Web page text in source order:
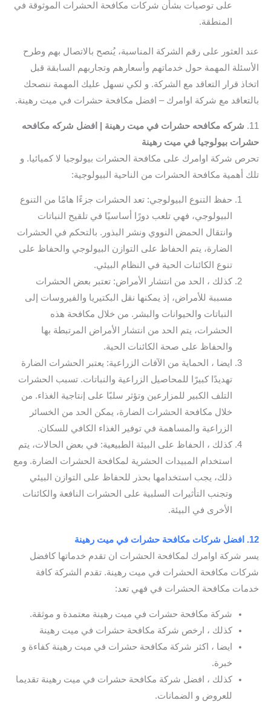
على توصيات بشأن شركات مكافحة الحشرات الموثوقة في
المنطقة.
عند العثور على رقم الشركة المناسبة، يُنصح بالاتصال بهم وطرح
الأسئلة المهمة حول خدماتهم وأسعارهم وتجاربهم السابقة قبل
اتخاذ قرار التعاقد مع الشركة. و لكي نسهل عليك المهمة ننصحك
بالتعاقد مع شركة اوامرك – افضل مكافحة حشرات في ميت رهينة.
11.
شركه مكافحه حشرات في ميت رهينة | افضل شركه مكافحه
حشرات بيولوجيا في ميت رهينة
تحرص شركة اوامرك على مكافحة الحشرات بيولوجيا لا كميائيا. و
تلك أهمية مكافحة الحشرات من الناحية البيولوجية:
حفظ التنوع البيولوجي: تعد الحشرات جزءًا هامًا من التنوع
البيولوجي، فهي تلعب دورًا أساسيًا في تلقيح النباتات
وانتقال الحمض النووي ونشر البذور. بالتحكم في الحشرات
الضارة، يتم الحفاظ على التوازن البيولوجي والحفاظ على
تنوع الكائنات الحية في النظام البيئي.
كذلك ، الحد من انتشار الأمراض: تعتبر بعض الحشرات
مسببة للأمراض، إذ يمكنها نقل البكتيريا والفيروسات إلى
النباتات والحيوانات والبشر. من خلال مكافحة هذه
الحشرات، يتم الحد من انتشار الأمراض المرتبطة بها
والحفاظ على صحة الكائنات الحية.
ايضا ، الحماية من الآفات الزراعية: يعتبر الحشرات الضارة
تهديدًا كبيرًا للمحاصيل الزراعية والنباتات. تسبب الحشرات
التلف الكبير للمزارعين وتؤثر سلبًا على إنتاجية الغذاء. من
خلال مكافحة الحشرات الضارة، يمكن الحد من الخسائر
الزراعية والمساهمة في توفير الغذاء الكافي للسكان.
كذلك ، الحفاظ على البيئة الطبيعية: في بعض الحالات، يتم
استخدام المبيدات الحشرية لمكافحة الحشرات الضارة. ومع
ذلك، يجب استخدامها بحذر للحفاظ على التوازن البيئي
وتجنب التأثيرات السلبية على الحشرات النافعة والكائنات
الأخرى في البيئة.
12. افضل شركات مكافحة حشرات في ميت رهينة
يسر شركة اوامرك لمكافحة الحشرات ان تقدم خدماتها كافضل
شركات مكافحة الحشرات في ميت رهينة. تقدم الشركة كافة
خدمات مكافحة الحشرات في فهي تعد:
شركة مكافحة حشرات في ميت رهينة معتمدة و موثقة.
كذلك ، ارخص شركة مكافحة حشرات في ميت رهينة
ايضا ، اكثر شركة مكافحة حشرات في ميت رهينة كفاءة و
خبرة.
كذلك ، افضل شركة مكافحة حشرات في ميت رهينة تقديما
للعروض و الضمانات.